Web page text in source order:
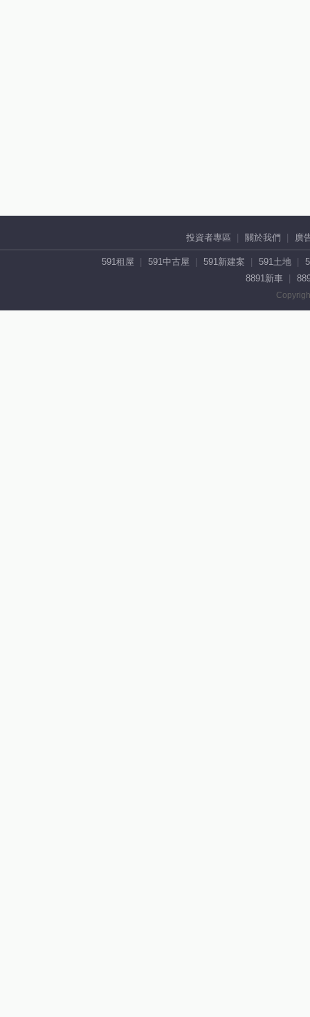
投資者專區 關於我們 廣
591租屋 591中古屋 591新建案 591土地
8891新車